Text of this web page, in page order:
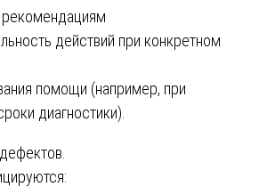
действий при конкретном
помощи (например, при
диагностики).